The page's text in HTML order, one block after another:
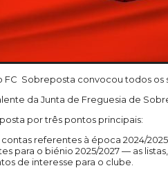
FC Sobreposta convocou todos os
da Junta de Freguesia de
por três pontos principais:
referentes à época 2024/
para o biénio 2025/2027 — as
de interesse para o clube.